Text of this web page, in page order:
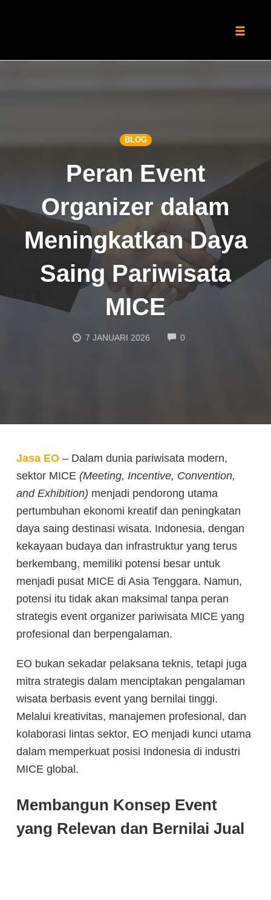
BLOG
Peran Event
Organizer dalam
Meningkatkan Daya
Saing Pariwisata
MICE
7 JANUARI 2026 0COMMENTS
Jasa EO – Dalam dunia pariwisata modern,
sektor MICE (Meeting, Incentive, Convention,
and Exhibition) menjadi pendorong utama
pertumbuhan ekonomi kreatif dan peningkatan
daya saing destinasi wisata. Indonesia, dengan
kekayaan budaya dan infrastruktur yang terus
berkembang, memiliki potensi besar untuk
menjadi pusat MICE di Asia Tenggara. Namun,
potensi itu tidak akan maksimal tanpa peran
strategis event organizer pariwisata MICE yang
profesional dan berpengalaman.
EO bukan sekadar pelaksana teknis, tetapi juga
mitra strategis dalam menciptakan pengalaman
wisata berbasis event yang bernilai tinggi.
Melalui kreativitas, manajemen profesional, dan
kolaborasi lintas sektor, EO menjadi kunci utama
dalam memperkuat posisi Indonesia di industri
MICE global.
Membangun Konsep Event
yang Relevan dan Bernilai Jual